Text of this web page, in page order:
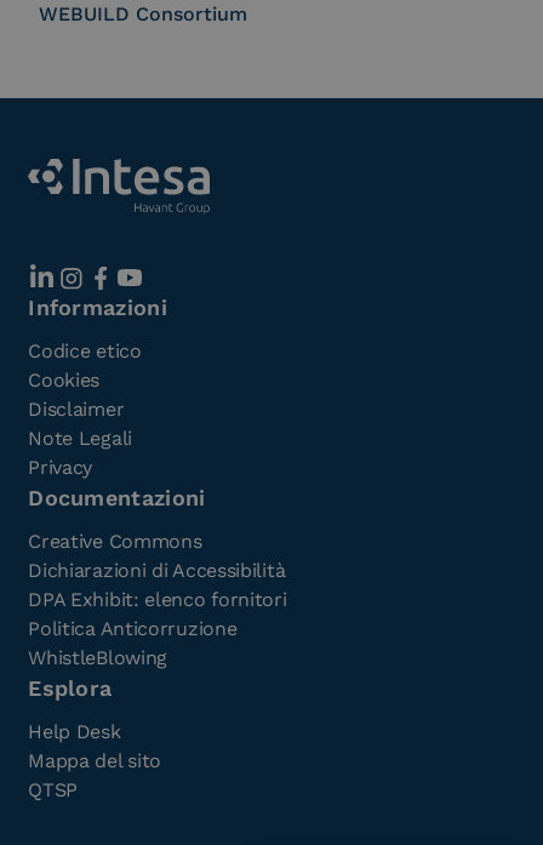
WEBUILD Consortium
Informazioni
Codice etico
Cookies
Disclaimer
Note Legali
Privacy
Documentazioni
Creative Commons
Dichiarazioni di Accessibilità
DPA Exhibit: elenco fornitori
Politica Anticorruzione
WhistleBlowing
Esplora
Help Desk
Mappa del sito
QTSP